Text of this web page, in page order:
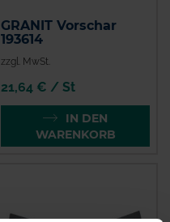
GRANIT Vorschar
193614
zzgl. MwSt.
21,64 € / St
IN DEN
WARENKORB